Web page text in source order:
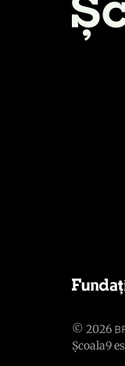
© 2026
Școala9